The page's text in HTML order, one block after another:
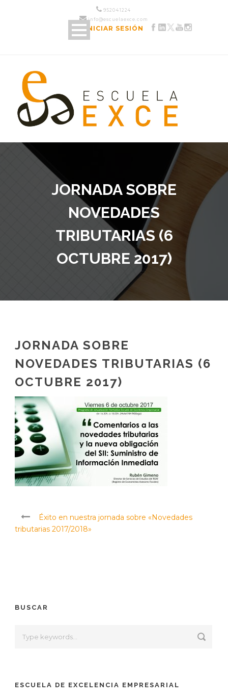
952 04 12 24
info@escuelaexce.com
INICIAR SESIÓN
JORNADA SOBRE
NOVEDADES
TRIBUTARIAS (6
OCTUBRE 2017)
JORNADA SOBRE
NOVEDADES TRIBUTARIAS (6
OCTUBRE 2017)
Éxito en nuestra jornada sobre «Novedades
tributarias 2017/2018»
BUSCAR
ESCUELA DE EXCELENCIA EMPRESARIAL